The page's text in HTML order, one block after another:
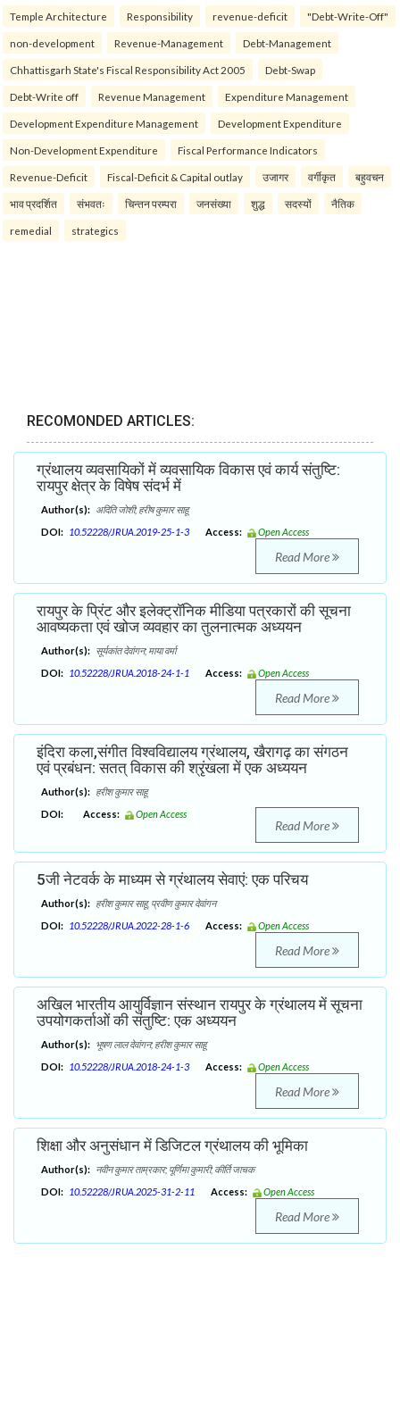
Temple Architecture Responsibility revenue-deficit "Debt-Write-Off"
non-development Revenue-Management Debt-Management
Chhattisgarh State's Fiscal Responsibility Act 2005 Debt-Swap
Debt-Write off Revenue Management Expenditure Management
Development Expenditure Management Development Expenditure
Non-Development Expenditure Fiscal Performance Indicators
Revenue-Deficit Fiscal-Deficit & Capital outlay उजागर वर्गीकृत बहुवचन
भाव प्रदर्शित संभवतः चिन्तन परम्परा जनसंख्या शुद्ध सदस्यों नैतिक
remedial strategics
RECOMONDED ARTICLES:
ग्रंथालय व्यवसायिकों में व्यवसायिक विकास एवं कार्य संतुष्टि:
रायपुर क्षेत्र के विषेष संदर्भ में
Author(s): अदिति जोशी; हरीष कुमार साहू
DOI: 10.52228/JRUA.2019-25-1-3 Access: Open Access
Read More
रायपुर के प्रिंट और इलेक्ट्राॅनिक मीडिया पत्रकारों की सूचना
आवष्यकता एवं खोज व्यवहार का तुलनात्मक अध्ययन
Author(s): सूर्यकांत देवांगन; माया वर्मा
DOI: 10.52228/JRUA.2018-24-1-1 Access: Open Access
Read More
इंदिरा कला,संगीत विश्वविद्यालय ग्रंथालय, खैरागढ़ का संगठन
एवं प्रबंधन: सतत् विकास की श्रृंखला में एक अध्ययन
Author(s): हरीश कुमार साहू
DOI:
Access: Open Access
Read More
5जी नेटवर्क के माध्यम से ग्रंथालय सेवाएं: एक परिचय
Author(s): हरीश कुमार साहू, प्रवीण कुमार देवांगन
DOI: 10.52228/JRUA.2022-28-1-6 Access: Open Access
Read More
अखिल भारतीय आयुर्विज्ञान संस्थान रायपुर के ग्रंथालय में सूचना
उपयोगकर्ताओं की संतुष्टि: एक अध्ययन
Author(s): भूषण लाल देवांगन; हरीश कुमार साहू
DOI: 10.52228/JRUA.2018-24-1-3 Access: Open Access
Read More
शिक्षा और अनुसंधान में डिजिटल ग्रंथालय की भूमिका
Author(s): नवीन कुमार ताम्रकार; पूर्णिमा कुमारी; कीर्ति जाचक
DOI: 10.52228/JRUA.2025-31-2-11 Access: Open Access
Read More